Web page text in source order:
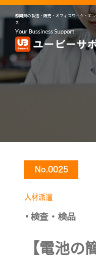
静岡県の製造・販売・オフィスワーク・エ
ス
No.0025
人材派遣
検査・検品
【電池